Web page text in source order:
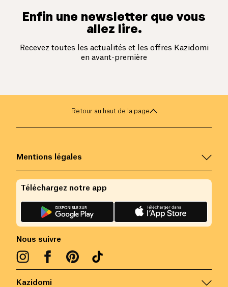
Enfin une newsletter que vous
allez lire.
Recevez toutes les actualités et les offres Kazidomi
en avant-première
Retour au haut de la page
Kazidomi
Mentions légales
Nous suivre
Téléchargez notre app